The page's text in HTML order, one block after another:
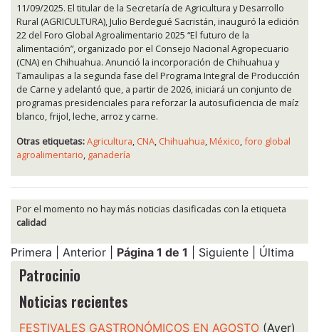
11/09/2025. El titular de la Secretaría de Agricultura y Desarrollo
Rural (AGRICULTURA), Julio Berdegué Sacristán, inauguró la edición
22 del Foro Global Agroalimentario 2025 “El futuro de la
alimentación”, organizado por el Consejo Nacional Agropecuario
(CNA) en Chihuahua. Anunció la incorporación de Chihuahua y
Tamaulipas a la segunda fase del Programa Integral de Producción
de Carne y adelantó que, a partir de 2026, iniciará un conjunto de
programas presidenciales para reforzar la autosuficiencia de maíz
blanco, frijol, leche, arroz y carne.
Otras etiquetas:Agricultura, CNA, Chihuahua,México,foro global
agroalimentario, ganadería
Por el momento no hay más noticias clasificadas con la etiqueta
calidad
Primera | Anterior | Página 1 de 1 | Siguiente | Última
Patrocinio
Noticias recientes
FESTIVALES GASTRONÓMICOS EN AGOSTO (Ayer)